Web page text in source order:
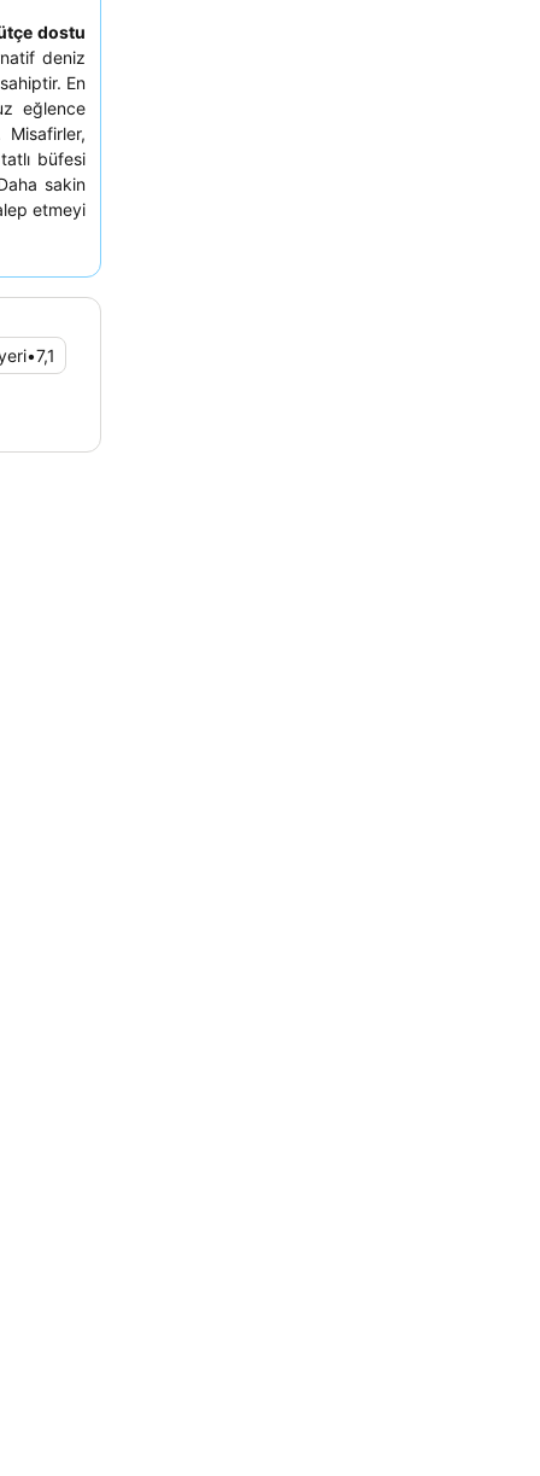
dostu
deniz
En
eğlence
Misafirler,
büfesi
sakin
etmeyi
•7,1